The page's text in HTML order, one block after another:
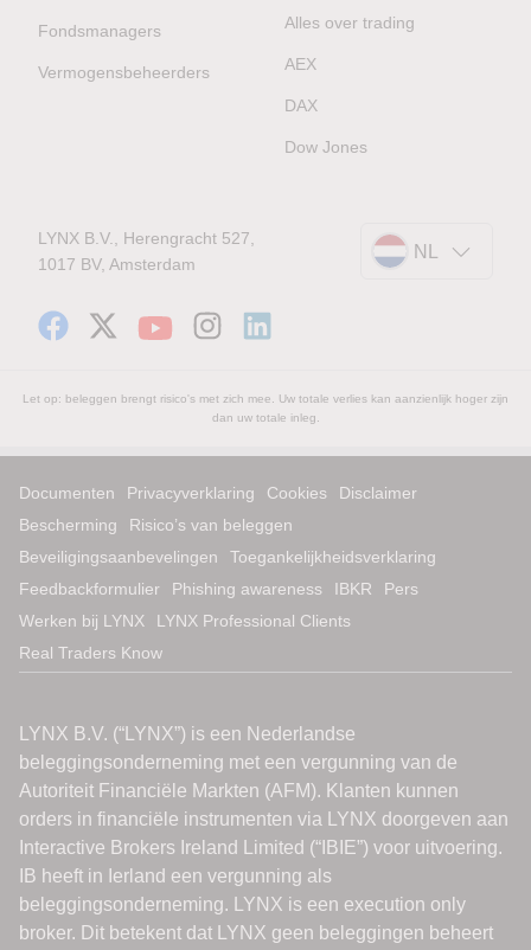
Fondsmanagers
Vermogensbeheerders
Alles over trading
AEX
DAX
Dow Jones
LYNX B.V., Herengracht 527,
1017 BV, Amsterdam
NL
Let op: beleggen brengt risico's met zich mee. Uw totale verlies kan aanzienlijk hoger zijn
dan uw totale inleg.
Documenten Privacyverklaring Cookies
Disclaimer
Bescherming
Risico’s van beleggen
Beveiligingsaanbevelingen
Toegankelijkheidsverklaring
Feedbackformulier
Phishing awareness IBKR
Pers
Werken bij LYNX
LYNX Professional Clients
Real Traders Know